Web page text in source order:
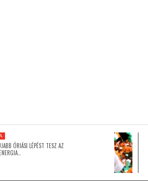
ÓRIÁSI LÉPÉST TESZ AZ